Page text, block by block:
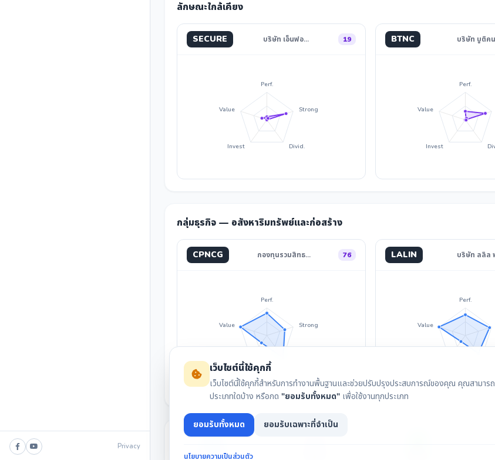
Privacy
ลักษณะใกล้เคียง
SECURE บริษัท เอ็นฟอ… 19
Perf.
Strong
Divid.
Invest
Value
BTNC บริษัท บูติค
Perf.
Invest
Value
กลุ่มธุรกิจ — อสังหาริมทรัพย์และก่อสร้าง
CPNCG กองทุนรวมสิทธ… 76
Perf.
Strong
Invest
Value
LALIN บริษัท ลลิล
Perf.
Value
สรุปงบล่าสุด
เว็บไซต์นี้ใช้คุกกี้
เว็บไซต์นี้ใช้คุกกี้สำหรับการทำงานพื้นฐานและช่วยปรับปรุงประสบการณ์ของคุณ คุณสามาร
ประเภทใดบ้าง หรือกด "ยอมรับทั้งหมด" เพื่อใช้งานทุกประเภท
ยอมรับทั้งหมด ยอมรับเฉพาะที่จำเป็น
นโยบายความเป็นส่วนตัว